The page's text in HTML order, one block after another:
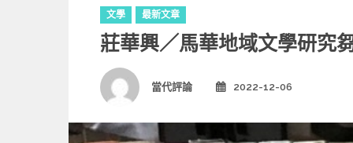
C
a
t
g
o
i
文學 最新文章
莊華興／馬華地域文學研究
Author
當代評論 2022-12-06